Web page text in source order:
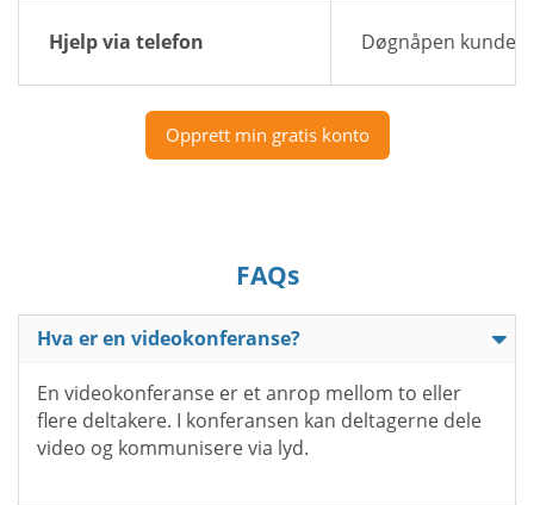
Hjelp via telefon Døgnåpen
Opprett min gratis konto
FAQs
Hva er en videokonferanse?
En videokonferanse er et anrop mellom to eller
flere deltakere. I konferansen kan deltagerne dele
video og kommunisere via lyd.